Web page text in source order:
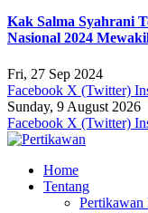
Kak Salma Syahrani
Nasional 2024
Fri, 27 Sep 2024
Facebook X (Twitter)
Sunday, 9 August 2026
Facebook X (Twitter)
Home
Tentang
Pertikawan